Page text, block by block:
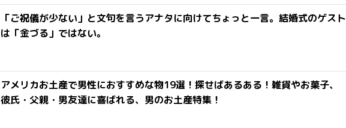
「ご祝儀が少ない」と文句を言うアナタに向けてちょっと一言。結婚式のゲスト
は「金づる」ではない。
アメリカお土産で男性におすすめな物19選！探せばあるある！雑貨やお菓子、
彼氏・父親・男友達に喜ばれる、男のお土産特集！